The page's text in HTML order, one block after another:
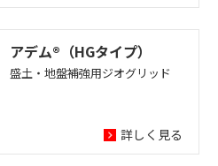
アデム®（HGタイプ）
盛土・地盤補強用ジオグリッド
詳しく見る